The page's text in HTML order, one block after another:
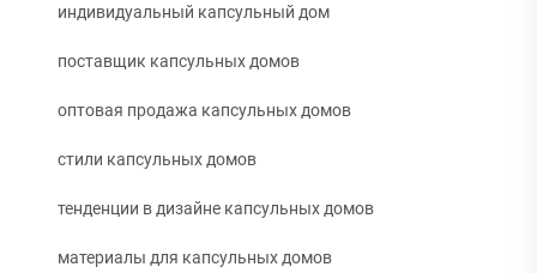
индивидуальный капсульный дом
поставщик капсульных домов
оптовая продажа капсульных домов
стили капсульных домов
тенденции в дизайне капсульных домов
материалы для капсульных домов